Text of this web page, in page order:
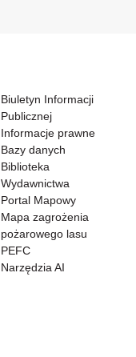
Biuletyn Informacji
Publicznej
Informacje prawne
Bazy danych
Biblioteka
Wydawnictwa
Portal Mapowy
Mapa zagrożenia
pożarowego lasu
PEFC
Narzędzia AI